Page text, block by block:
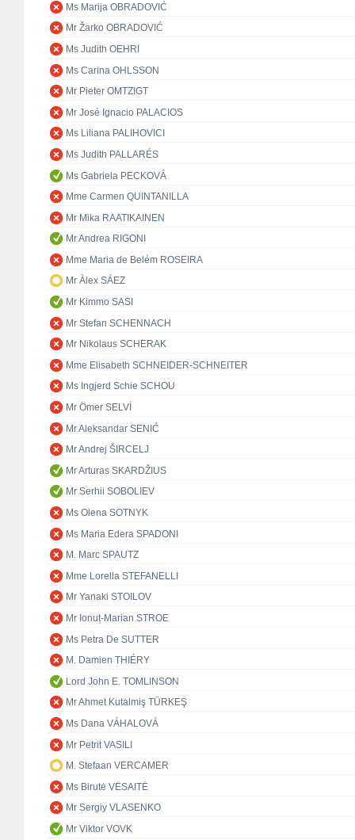
Ms Marija OBRADOVIĆ
Mr Žarko OBRADOVIĆ
Ms Judith OEHRI
Ms Carina OHLSSON
Mr Pieter OMTZIGT
Mr José Ignacio PALACIOS
Ms Liliana PALIHOVICI
Ms Judith PALLARÉS
Ms Gabriela PECKOVÁ
Mme Carmen QUINTANILLA
Mr Mika RAATIKAINEN
Mr Andrea RIGONI
Mme Maria de Belém ROSEIRA
Mr Àlex SÁEZ
Mr Kimmo SASI
Mr Stefan SCHENNACH
Mr Nikolaus SCHERAK
Mme Elisabeth SCHNEIDER-SCHNEITER
Ms Ingjerd Schie SCHOU
Mr Ömer SELVİ
Mr Aleksandar SENIĆ
Mr Andrej ŠIRCELJ
Mr Arturas SKARDŽIUS
Mr Serhii SOBOLIEV
Ms Olena SOTNYK
Ms Maria Edera SPADONI
M. Marc SPAUTZ
Mme Lorella STEFANELLI
Mr Yanaki STOILOV
Mr Ionuț-Marian STROE
Ms Petra De SUTTER
M. Damien THIÉRY
Lord John E. TOMLINSON
Mr Ahmet Kutalmiş TÜRKEŞ
Ms Dana VÁHALOVÁ
Mr Petrit VASILI
M. Stefaan VERCAMER
Ms Birutė VĖSAITĖ
Mr Sergiy VLASENKO
Mr Viktor VOVK